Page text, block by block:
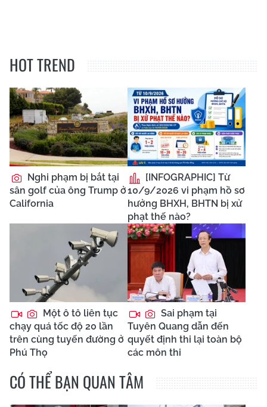
HOT TREND
Nghi phạm bị bắt tại
sân golf của ông Trump ở
California
[INFOGRAPHIC] Từ
10/9/2026 vi phạm hồ sơ
hưởng BHXH, BHTN bị xử
phạt thế nào?
Một ô tô liên tục
chạy quá tốc độ 20 lần
trên cùng tuyến đường ở
Phú Thọ
Sai phạm tại
Tuyên Quang dẫn đến
quyết định thi lại toàn bộ
các môn thi
CÓ THỂ BẠN QUAN TÂM